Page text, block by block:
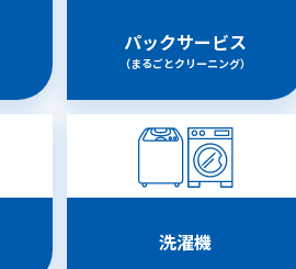
パックサービス
（まるごとクリーニング）
洗濯機